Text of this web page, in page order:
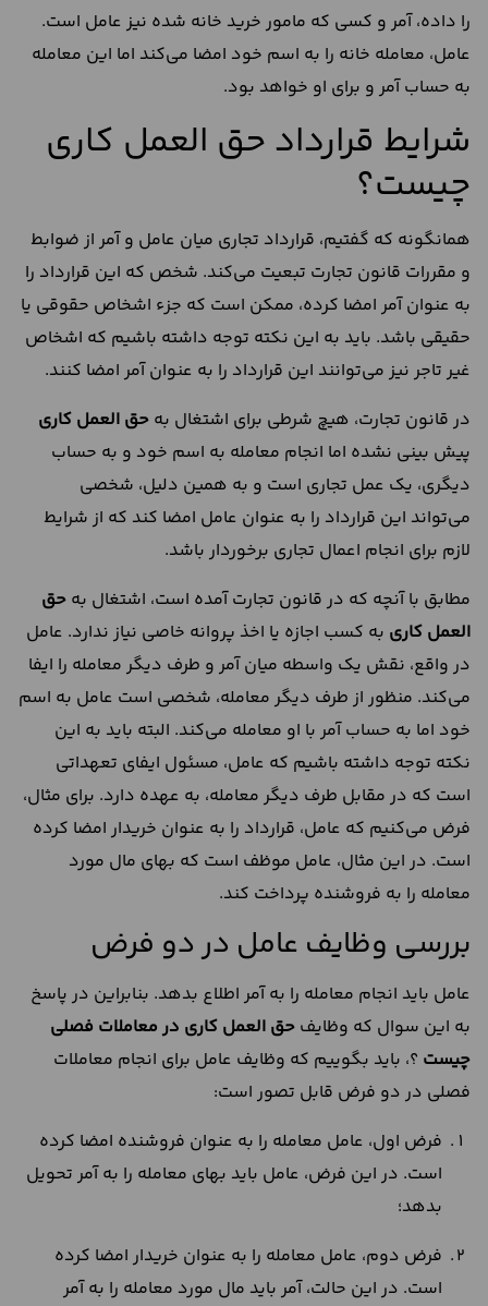
را داده، آمر و کسی که مامور خرید خانه شده نیز عامل است.
عامل، معامله خانه را به اسم خود امضا می‌کند اما این معامله
به حساب آمر و برای او خواهد بود.
شرایط قرارداد حق العمل کاری
چیست؟
همانگونه که گفتیم، قرارداد تجاری میان عامل و آمر از ضوابط
و مقررات قانون تجارت تبعیت می‌کند. شخص که این قرارداد را
به عنوان آمر امضا کرده، ممکن است که جزء اشخاص حقوقی یا
حقیقی باشد. باید به این نکته توجه داشته باشیم که اشخاص
غیر تاجر نیز می‌توانند این قرارداد را به عنوان آمر امضا کنند.
در قانون تجارت، هیچ شرطی برای اشتغال به حق العمل کاری
پیش بینی نشده اما انجام معامله به اسم خود و به حساب
دیگری، یک عمل تجاری است و به همین دلیل، شخصی
می‌تواند این قرارداد را به عنوان عامل امضا کند که از شرایط
لازم برای انجام اعمال تجاری برخوردار باشد.
مطابق با آنچه که در قانون تجارت آمده است، اشتغال به حق
العمل کاری به کسب اجازه یا اخذ پروانه خاصی نیاز ندارد. عامل
در واقع، نقش یک واسطه میان آمر و طرف دیگر معامله را ایفا
می‌کند. منظور از طرف دیگر معامله، شخصی است عامل به اسم
خود اما به حساب آمر با او معامله می‌کند. البته باید به این
نکته توجه داشته باشیم که عامل، مسئول ایفای تعهداتی
است که در مقابل طرف دیگر معامله، به عهده دارد. برای مثال،
فرض می‌کنیم که عامل، قرارداد را به عنوان خریدار امضا کرده
است. در این مثال، عامل موظف است که بهای مال مورد
معامله را به فروشنده پرداخت کند.
بررسی وظایف عامل در دو فرض
عامل باید انجام معامله را به آمر اطلاع بدهد. بنابراین در پاسخ
به این سوال که وظایف حق العمل کاری در معاملات فصلی
چیست ؟، باید بگوییم که وظایف عامل برای انجام معاملات
فصلی در دو فرض قابل تصور است:
فرض اول، عامل معامله را به عنوان فروشنده امضا کرده
است. در این فرض، عامل باید بهای معامله را به آمر تحویل
بدهد؛
فرض دوم، عامل معامله را به عنوان خریدار امضا کرده
است. در این حالت، آمر باید مال مورد معامله را به آمر